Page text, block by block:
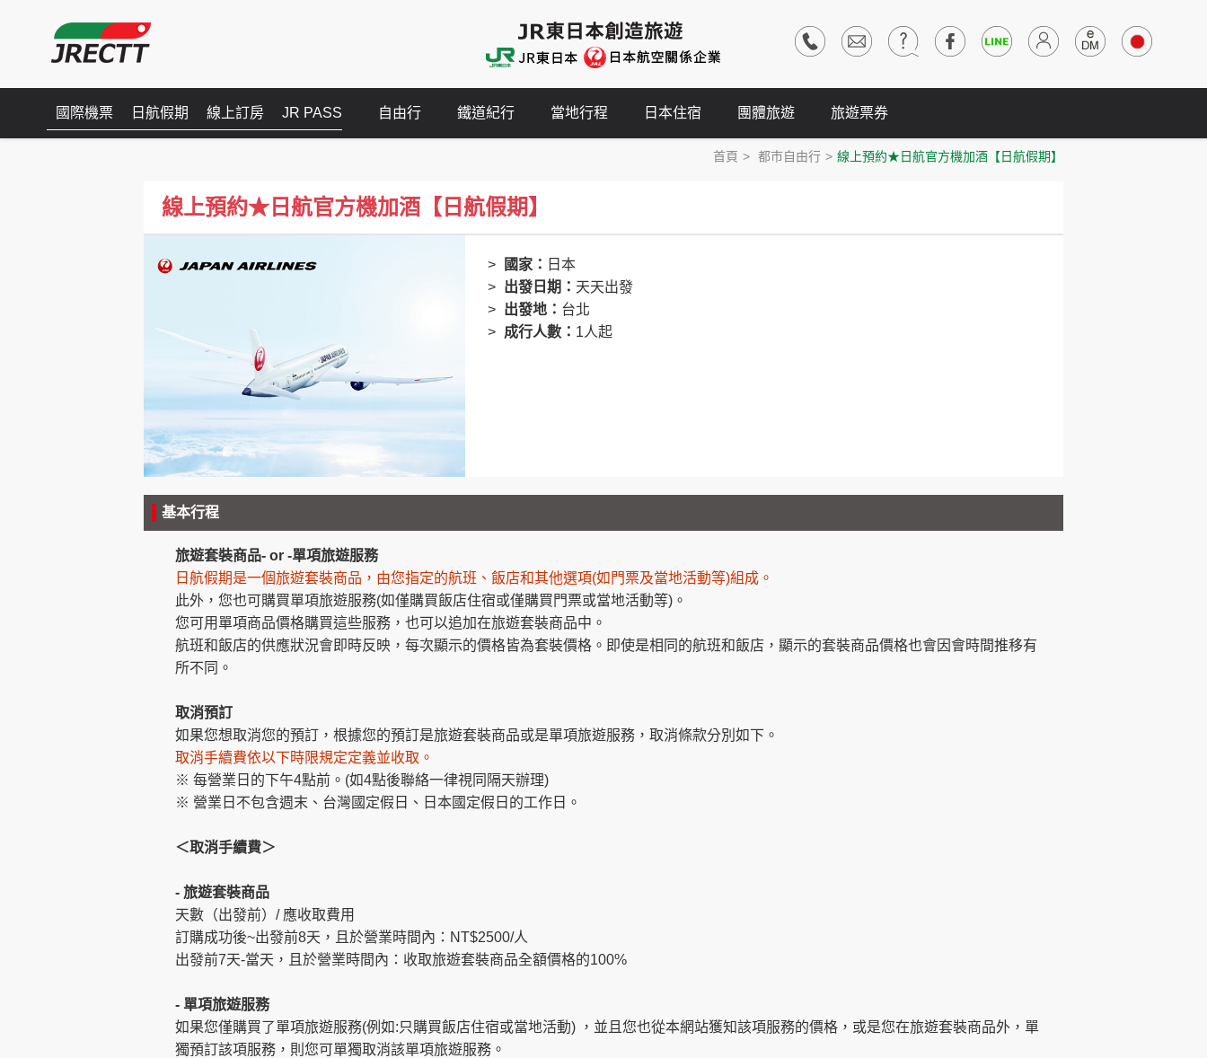
國際機票 日航假期 線上訂房 JR PASS 自由行 鐵道紀行 當地行程 日本住宿 團體旅遊 旅遊票券
首頁 都市自由行 線上預約★日航官方機加酒【日航假期】
線上預約★日航官方機加酒【日航假期】
國家： 日本
出發日期： 天天出發
出發地： 台北
成行人數： 1人起
基本行程
旅遊套裝商品- or -單項旅遊服務
日航假期是一個旅遊套裝商品，由您指定的航班、飯店和其他選項(如門票及當地活動等)組成。
此外，您也可購買單項旅遊服務(如僅購買飯店住宿或僅購買門票或當地活動等)。
您可用單項商品價格購買這些服務，也可以追加在旅遊套裝商品中。
航班和飯店的供應狀況會即時反映，每次顯示的價格皆為套裝價格。即使是相同的航班和飯店，顯示的套裝商品價格也會因會時間推移有
所不同。
取消預訂
如果您想取消您的預訂，根據您的預訂是旅遊套裝商品或是單項旅遊服務，取消條款分別如下。
取消手續費依以下時限規定定義並收取。
※ 每營業日的下午4點前。(如4點後聯絡一律視同隔天辦理)
※ 營業日不包含週末、台灣國定假日、日本國定假日的工作日。
＜取消手續費＞
- 旅遊套裝商品
天數（出發前）/ 應收取費用
訂購成功後~出發前8天，且於營業時間內：NT$2500/人
出發前7天-當天，且於營業時間內：收取旅遊套裝商品全額價格的100%
- 單項旅遊服務
如果您僅購買了單項旅遊服務(例如:只購買飯店住宿或當地活動) ，並且您也從本網站獲知該項服務的價格，或是您在旅遊套裝商品外，單
獨預訂該項服務，則您可單獨取消該單項旅遊服務。